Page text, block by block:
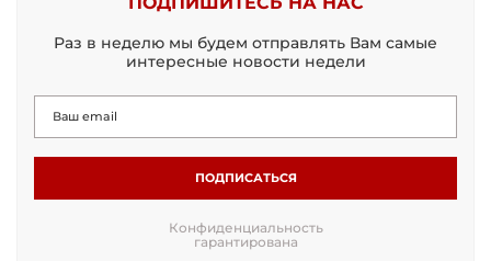
Раз в неделю мы будем отправлять Вам самые
интересные новости недели
ПОДПИСАТЬСЯ
Конфиденциальность
гарантирована